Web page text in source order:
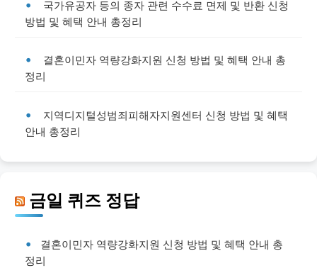
국가유공자 등의 종자 관련 수수료 면제 및 반환 신청
방법 및 혜택 안내 총정리
결혼이민자 역량강화지원 신청 방법 및 혜택 안내 총
정리
지역디지털성범죄피해자지원센터 신청 방법 및 혜택
안내 총정리
금일 퀴즈 정답
결혼이민자 역량강화지원 신청 방법 및 혜택 안내 총
정리